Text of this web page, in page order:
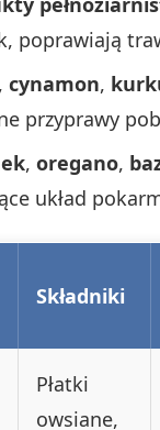
poprawiają
, cynamon,
przyprawy
, oregano,
układ
Składniki
Płatki
owsiane,